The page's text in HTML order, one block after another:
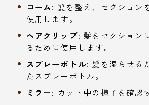
コーム: 髪を整え、セクション
使用します。
ヘアクリップ: 髪をセクション
るために使用します。
スプレーボトル: 髪を湿らせる
たスプレーボトル。
ミラー: カット中の様子を確認